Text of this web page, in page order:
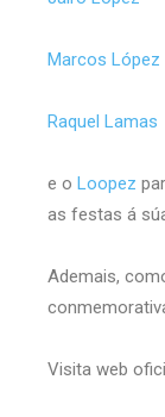
Marcos López
Raquel Lamas
e o Loopez
as festas á
Ademais,
Visita web